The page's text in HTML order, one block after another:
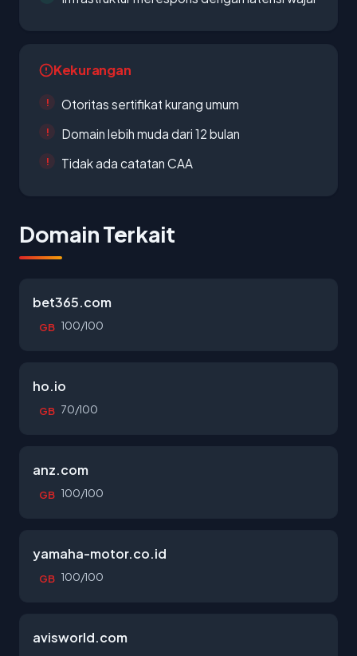
Kekurangan
Otoritas sertifikat kurang umum
Domain lebih muda dari 12 bulan
Tidak ada catatan CAA
Domain Terkait
bet365.com
GB 100/100
ho.io
GB 70/100
anz.com
GB 100/100
yamaha-motor.co.id
GB 100/100
avisworld.com